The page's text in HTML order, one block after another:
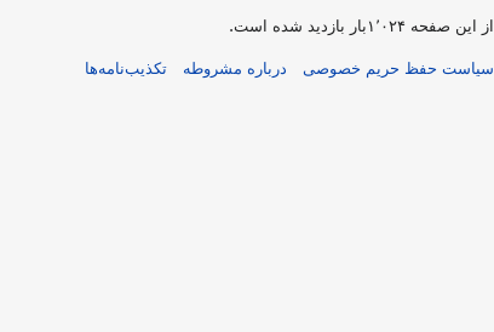
از این صفحه ۱٬۰۲۴بار بازدید شده است.
سیاست حفظ حریم خصوصی درباره مشروطه تکذیب‌نامه‌ها